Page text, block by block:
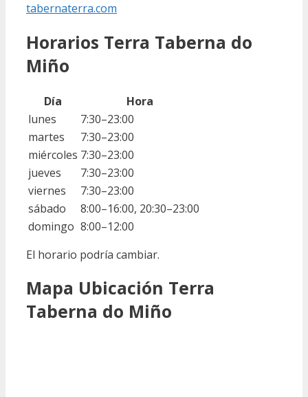
tabernaterra.com
Horarios Terra Taberna do
Miño
Día
Hora
lunes
7:30–23:00
martes
7:30–23:00
miércoles 7:30–23:00
jueves
7:30–23:00
viernes
7:30–23:00
sábado
8:00–16:00, 20:30–23:00
domingo 8:00–12:00
El horario podría cambiar.
Mapa Ubicación Terra
Taberna do Miño